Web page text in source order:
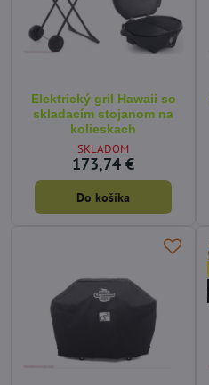
Elektrický gril Hawaii so
skladacím stojanom na
kolieskach
SKLADOM
173,74 €
Do košíka